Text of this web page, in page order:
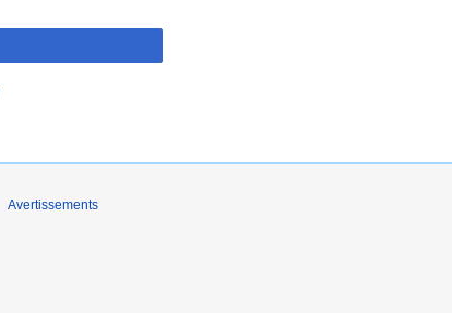
Avertissements